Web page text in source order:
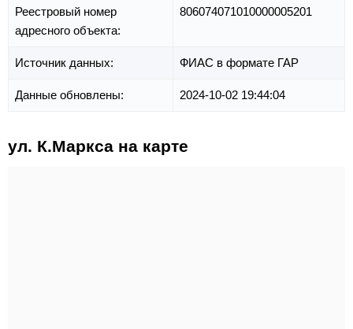
Реестровый номер
адресного объекта:
806074071010000005201
Источник данных: ФИАС в формате ГАР
Данные обновлены: 2024-10-02 19:44:04
ул. К.Маркса на карте